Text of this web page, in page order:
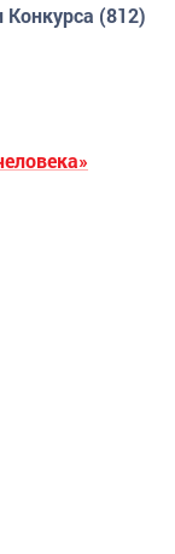
(812)